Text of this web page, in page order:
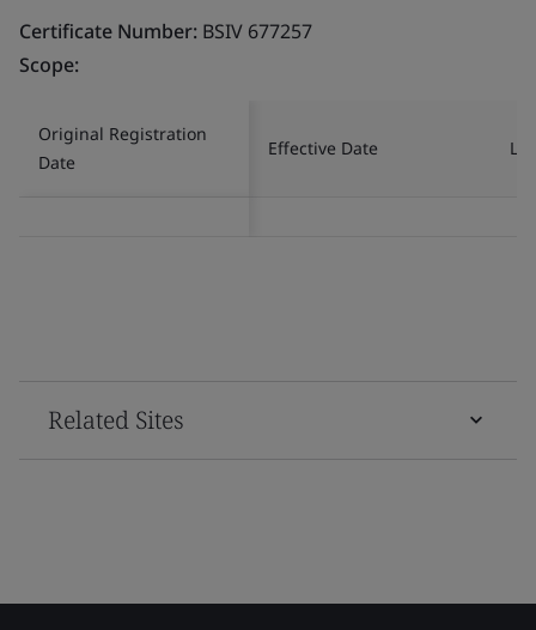
Certificate Number: BSIV 677257
Scope:
Original Registration
Date
Effective Date
Related Sites